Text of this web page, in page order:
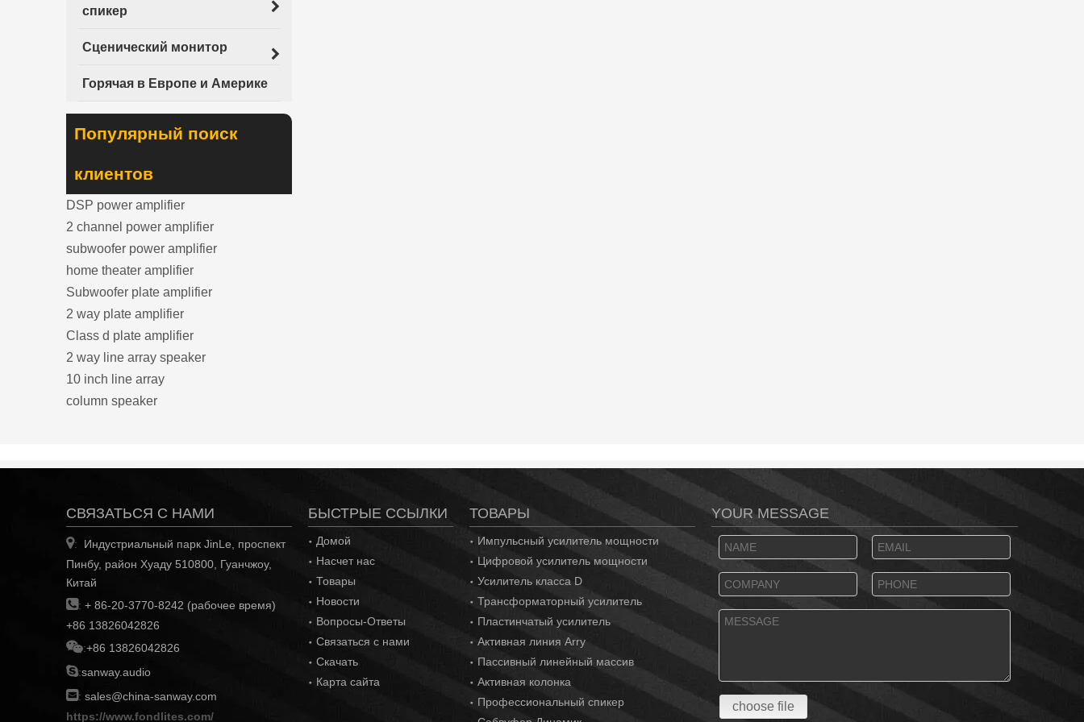
спикер
Сценический монитор
Горячая в Европе и Америке
Популярный поиск
клиентов
DSP power amplifier
2 channel power amplifier
subwoofer power amplifier
home theater amplifier
Subwoofer plate amplifier
2 way plate amplifier
Class d plate amplifier
2 way line array speaker
10 inch line array
column speaker
СВЯЗАТЬСЯ С НАМИ
:
Индустриальный парк JinLe, проспект
Пинбу, район Хуаду 510800, Гуанчжоу,
Китай
: + 86-20-3770-8242 (рабочее время)
+86 13826042826
:+86 13826042826
:sanway.audio
: sales@china-sanway.com
https://www.fondlites.com/
БЫСТРЫЕ ССЫЛКИ
Домой
Насчет нас
Товары
Новости
Вопросы-Ответы
Связаться с нами
Скачать
Карта сайта
ТОВАРЫ
Импульсный усилитель мощности
Цифровой усилитель мощности
Усилитель класса D
Трансформаторный усилитель
Пластинчатый усилитель
Активная линия Arry
Пассивный линейный массив
Активная колонка
Профессиональный спикер
YOUR MESSAGE
choose file